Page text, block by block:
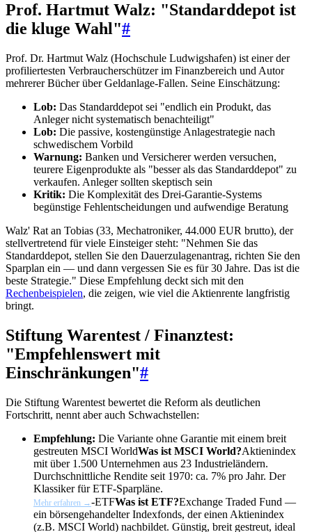
Prof. Hartmut Walz: "Standarddepot ist
die kluge Wahl"#
Prof. Dr. Hartmut Walz (Hochschule Ludwigshafen) ist einer der
profiliertesten Verbraucherschützer im Finanzbereich und Autor
mehrerer Bücher über Geldanlage-Fallen. Seine Einschätzung:
Lob: Das Standarddepot sei "endlich ein Produkt, das
Anleger nicht systematisch benachteiligt"
Lob: Die passive, kostengünstige Anlagestrategie nach
schwedischem Vorbild
Warnung: Banken und Versicherer werden versuchen,
teurere Eigenprodukte als "besser als das Standarddepot" zu
verkaufen. Anleger sollten skeptisch sein
Kritik: Die Komplexität des Drei-Garantie-Systems
begünstige Fehlentscheidungen und aufwendige Beratung
Walz' Rat an Tobias (33, Mechatroniker, 44.000 EUR brutto), der
stellvertretend für viele Einsteiger steht: "Nehmen Sie das
Standarddepot, stellen Sie den Dauerzulagenantrag, richten Sie den
Sparplan ein — und dann vergessen Sie es für 30 Jahre. Das ist die
beste Strategie." Diese Empfehlung deckt sich mit den
Rechenbeispielen, die zeigen, wie viel die Aktienrente langfristig
bringt.
Stiftung Warentest / Finanztest:
"Empfehlenswert mit
Einschränkungen"#
Die Stiftung Warentest bewertet die Reform als deutlichen
Fortschritt, nennt aber auch Schwachstellen:
Empfehlung: Die Variante ohne Garantie mit einem breit
gestreuten MSCI WorldWas ist MSCI World?Aktienindex
mit über 1.500 Unternehmen aus 23 Industrieländern.
Durchschnittliche Rendite seit 1970: ca. 7% pro Jahr. Der
Klassiker für ETF-Sparpläne.
Mehr erfahren →-ETFWas ist ETF?Exchange Traded Fund —
ein börsengehandelter Indexfonds, der einen Aktienindex
(z.B. MSCI World) nachbildet. Günstig, breit gestreut, ideal